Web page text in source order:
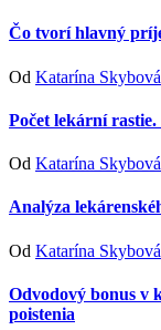
Čo tvorí hlavný
Od Katarína Skybová
Počet lekární
Od Katarína Skybová
Analýza
Od Katarína Skybová
Odvodový bonus v
poistenia